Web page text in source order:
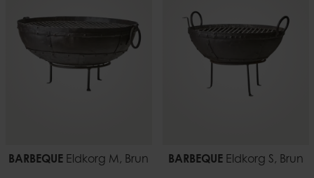
BARBEQUE Eldkorg M, Brun BARBEQUEEldkorg S, Brun